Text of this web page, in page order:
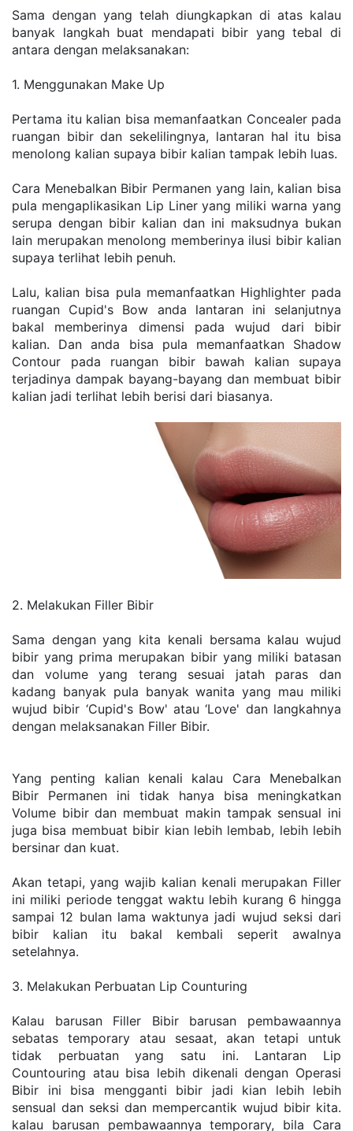
Sama dengan yang telah diungkapkan di atas kalau
banyak langkah buat mendapati bibir yang tebal di
antara dengan melaksanakan:
1. Menggunakan Make Up
Pertama itu kalian bisa memanfaatkan Concealer pada
ruangan bibir dan sekelilingnya, lantaran hal itu bisa
menolong kalian supaya bibir kalian tampak lebih luas.
Cara Menebalkan Bibir Permanen yang lain, kalian bisa
pula mengaplikasikan Lip Liner yang miliki warna yang
serupa dengan bibir kalian dan ini maksudnya bukan
lain merupakan menolong memberinya ilusi bibir kalian
supaya terlihat lebih penuh.
Lalu, kalian bisa pula memanfaatkan Highlighter pada
ruangan Cupid's Bow anda lantaran ini selanjutnya
bakal memberinya dimensi pada wujud dari bibir
kalian. Dan anda bisa pula memanfaatkan Shadow
Contour pada ruangan bibir bawah kalian supaya
terjadinya dampak bayang-bayang dan membuat bibir
kalian jadi terlihat lebih berisi dari biasanya.
2. Melakukan Filler Bibir
Sama dengan yang kita kenali bersama kalau wujud
bibir yang prima merupakan bibir yang miliki batasan
dan volume yang terang sesuai jatah paras dan
kadang banyak pula banyak wanita yang mau miliki
wujud bibir ‘Cupid's Bow' atau ‘Love' dan langkahnya
dengan melaksanakan Filler Bibir.
Yang penting kalian kenali kalau Cara Menebalkan
Bibir Permanen ini tidak hanya bisa meningkatkan
Volume bibir dan membuat makin tampak sensual ini
juga bisa membuat bibir kian lebih lembab, lebih lebih
bersinar dan kuat.
Akan tetapi, yang wajib kalian kenali merupakan Filler
ini miliki periode tenggat waktu lebih kurang 6 hingga
sampai 12 bulan lama waktunya jadi wujud seksi dari
bibir kalian itu bakal kembali seperit awalnya
setelahnya.
3. Melakukan Perbuatan Lip Counturing
Kalau barusan Filler Bibir barusan pembawaannya
sebatas temporary atau sesaat, akan tetapi untuk
tidak perbuatan yang satu ini. Lantaran Lip
Countouring atau bisa lebih dikenali dengan Operasi
Bibir ini bisa mengganti bibir jadi kian lebih lebih
sensual dan seksi dan mempercantik wujud bibir kita.
kalau barusan pembawaannya temporary, bila Cara